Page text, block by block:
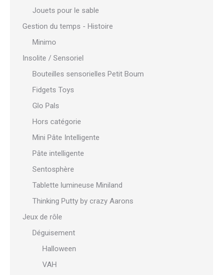
Jouets pour le sable
Gestion du temps - Histoire
Minimo
Insolite / Sensoriel
Bouteilles sensorielles Petit Boum
Fidgets Toys
Glo Pals
Hors catégorie
Mini Pâte Intelligente
Pâte intelligente
Sentosphère
Tablette lumineuse Miniland
Thinking Putty by crazy Aarons
Jeux de rôle
Déguisement
Halloween
VAH